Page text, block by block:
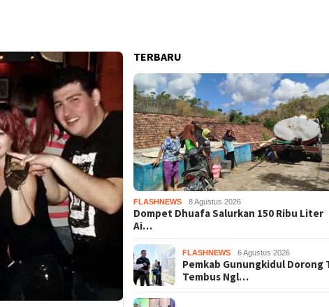
TERBARU
FLASHNEWS 8 Agustus 2026
Dompet Dhuafa Salurkan 150 Ribu Liter
Ai…
FLASHNEWS 6 Agustus 2026
Pemkab Gunungkidul Dorong
Tembus Ngl…